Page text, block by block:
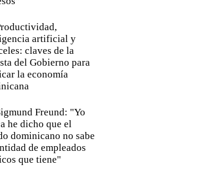
artificial y
claves de la
del Gobierno para
la economía
Freund: "Yo
he dicho que el
dominicano no sabe
de empleados
que tiene"